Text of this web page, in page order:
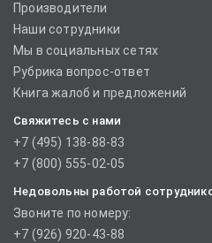
Производители
Наши сотрудники
Мы в социальных сетях
Рубрика вопрос-ответ
Книга жалоб и предложений
Свяжитесь с нами
+7 (495) 138-88-83
+7 (800) 555-02-05
Недовольны работой
Звоните по номеру:
+7 (926) 920-43-88